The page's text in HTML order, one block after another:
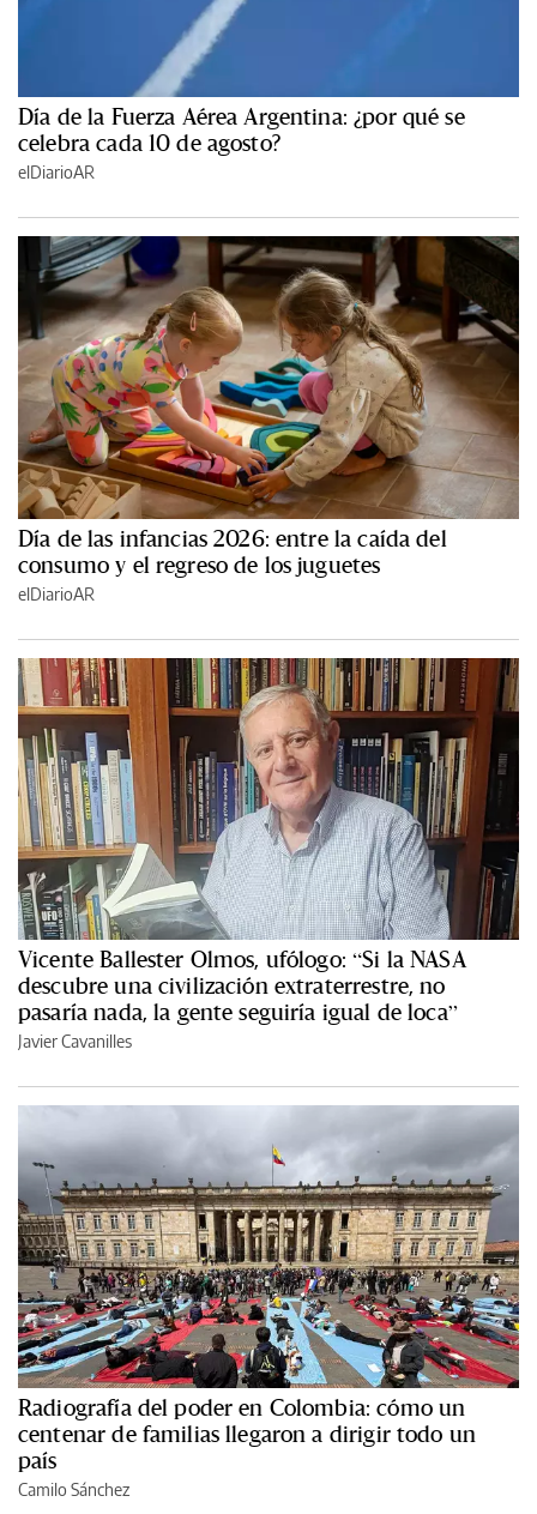
Día de la Fuerza Aérea Argentina: ¿por qué se
celebra cada 10 de agosto?
elDiarioAR
Día de las infancias 2026: entre la caída del
consumo y el regreso de los juguetes
elDiarioAR
Vicente Ballester Olmos, ufólogo: “Si la NASA
descubre una civilización extraterrestre, no
pasaría nada, la gente seguiría igual de loca”
Javier Cavanilles
Radiografía del poder en Colombia: cómo un
centenar de familias llegaron a dirigir todo un
país
Camilo Sánchez